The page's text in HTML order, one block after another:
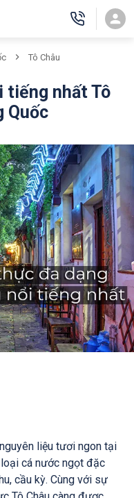
Tô Châu
tiếng nhất Tô
Quốc
liệu tươi ngon tại
cá nước ngọt đặc
cầu kỳ. Cùng với sự